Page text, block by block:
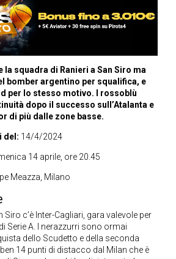
la squadra di Ranieri a San Siro ma
bomber argentino per squalifica, e
per lo stesso motivo. I rossoblù
dopo il successo sull’Atalanta e
di più dalle zone basse.
del: 14/4/2024
14 aprile, ore 20.45
Meazza, Milano
c’è Inter-Cagliari, gara valevole per
Serie A. I nerazzurri sono ormai
dello Scudetto e della seconda
14 punti di distacco dal Milan che è